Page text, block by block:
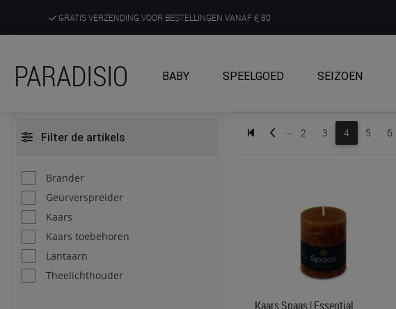
GRATIS VERZENDING VOOR BESTELLINGEN VANAF 80
ONTDEK, BELEEF EN KRIJG ADVIES IN ONZE WINKELS
PARADISIO BABY SPEELGOED SEIZOEN
Filter de artikels
Brander
Geurverspreider
Kaars
Kaars toebehoren
Lantaarn
Theelichthouder
... 2 3 4 5 6
Kaars Spaas | Essential